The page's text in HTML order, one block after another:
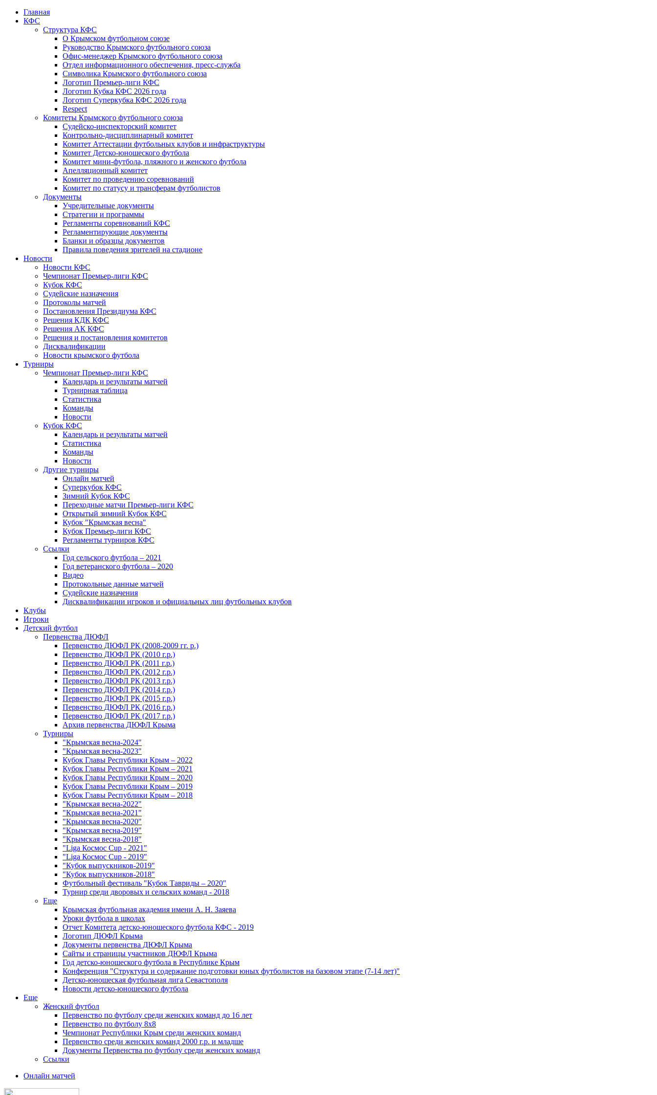
Главная
КФС
Структура КФС
О Крымском футбольном союзе
Руководство Крымского футбольного союза
Офис-менеджер Крымского футбольного союза
Отдел информационного обеспечения, пресс-служба
Символика Крымского футбольного союза
Логотип Премьер-лиги КФС
Логотип Кубка КФС 2026 года
Логотип Суперкубка КФС 2026 года
Respect
Комитеты Крымского футбольного союза
Судейско-инспекторский комитет
Контрольно-дисциплинарный комитет
Комитет Аттестации футбольных клубов и инфраструктуры
Комитет Детско-юношеского футбола
Комитет мини-футбола, пляжного и женского футбола
Апелляционный комитет
Комитет по проведению соревнований
Комитет по статусу и трансферам футболистов
Документы
Учредительные документы
Стратегии и программы
Регламенты соревнований КФС
Регламентирующие документы
Бланки и образцы документов
Правила поведения зрителей на стадионе
Новости
Новости КФС
Чемпионат Премьер-лиги КФС
Кубок КФС
Судейские назначения
Протоколы матчей
Постановления Президиума КФС
Решения КДК КФС
Решения АК КФС
Решения и постановления комитетов
Дисквалификации
Новости крымского футбола
Турниры
Чемпионат Премьер-лиги КФС
Календарь и результаты матчей
Турнирная таблица
Статистика
Команды
Новости
Кубок КФС
Календарь и результаты матчей
Статистика
Команды
Новости
Другие турниры
Онлайн матчей
Суперкубок КФС
Зимний Кубок КФС
Переходные матчи Премьер-лиги КФС
Открытый зимний Кубок КФС
Кубок "Крымская весна"
Кубок Премьер-лиги КФС
Регламенты турниров КФС
Ссылки
Год сельского футбола – 2021
Год ветеранского футбола – 2020
Видео
Протокольные данные матчей
Судейские назначения
Дисквалификации игроков и официальных лиц футбольных клубов
Клубы
Игроки
Детский футбол
Первенства ДЮФЛ
Первенство ДЮФЛ РК (2008-2009 гг. р.)
Первенство ДЮФЛ РК (2010 г.р.)
Первенство ДЮФЛ РК (2011 г.р.)
Первенство ДЮФЛ РК (2012 г.р.)
Первенство ДЮФЛ РК (2013 г.р.)
Первенство ДЮФЛ РК (2014 г.р.)
Первенство ДЮФЛ РК (2015 г.р.)
Первенство ДЮФЛ РК (2016 г.р.)
Первенство ДЮФЛ РК (2017 г.р.)
Архив первенства ДЮФЛ Крыма
Турниры
"Крымская весна-2024"
"Крымская весна-2023"
Кубок Главы Республики Крым – 2022
Кубок Главы Республики Крым – 2021
Кубок Главы Республики Крым – 2020
Кубок Главы Республики Крым – 2019
Кубок Главы Республики Крым – 2018
"Крымская весна-2022"
"Крымская весна-2021"
"Крымская весна-2020"
"Крымская весна-2019"
"Крымская весна-2018"
"Liga Космос Cup - 2021"
"Liga Космос Cup - 2019"
"Кубок выпускников-2019"
"Кубок выпускников-2018"
Футбольный фестиваль "Кубок Тавриды – 2020"
Турнир среди дворовых и сельских команд - 2018
Еще
Крымская футбольная академия имени А. Н. Заяева
Уроки футбола в школах
Отчет Комитета детско-юношеского футбола КФС - 2019
Логотип ДЮФЛ Крыма
Документы первенства ДЮФЛ Крыма
Сайты и страницы участников ДЮФЛ Крыма
Год детско-юношеского футбола в Республике Крым
Конференция "Структура и содержание подготовки юных футболистов на базовом этапе (7-14 лет)"
Детско-юношеская футбольная лига Севастополя
Новости детско-юношеского футбола
Еще
Женский футбол
Первенство по футболу среди женских команд до 16 лет
Первенство по футболу 8х8
Чемпионат Республики Крым среди женских команд
Первенство среди женских команд 2000 г.р. и младше
Документы Первенства по футболу среди женских команд
Ссылки
Онлайн матчей